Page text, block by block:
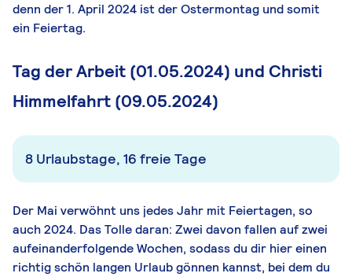
denn der 1. April 2024 ist der Ostermontag und somit
ein Feiertag.
Tag der Arbeit (01.05.2024) und Christi
Himmelfahrt (09.05.2024)
8 Urlaubstage, 16 freie Tage
Der Mai verwöhnt uns jedes Jahr mit Feiertagen, so
auch 2024. Das Tolle daran: Zwei davon fallen auf zwei
aufeinanderfolgende Wochen, sodass du dir hier einen
richtig schön langen Urlaub gönnen kannst, bei dem du